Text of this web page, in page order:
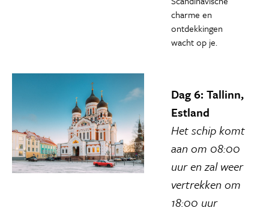
charme en
ontdekkingen
wacht op je.
Dag 6: Tallinn,
Estland
Het schip komt
aan om 08:00
uur en zal weer
vertrekken om
18:00 uur